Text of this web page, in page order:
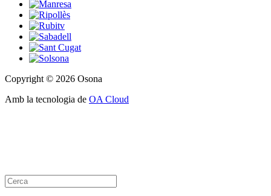
Copyright © 2026 Osona
Amb la tecnologia de OA Cloud